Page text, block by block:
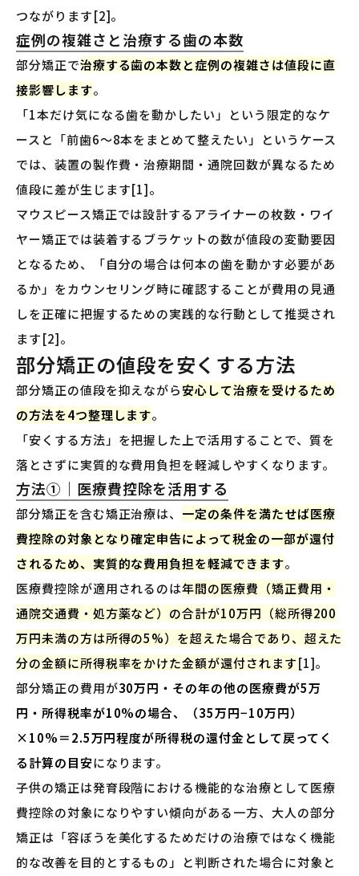
つながります[2]。
症例の複雑さと治療する歯の本数
部分矯正で治療する歯の本数と症例の複雑さは値段に直
接影響します。
「1本だけ気になる歯を動かしたい」という限定的なケ
ースと「前歯6〜8本をまとめて整えたい」というケース
では、装置の製作費・治療期間・通院回数が異なるため
値段に差が生じます[1]。
マウスピース矯正では設計するアライナーの枚数・ワイ
ヤー矯正では装着するブラケットの数が値段の変動要因
となるため、「自分の場合は何本の歯を動かす必要があ
るか」をカウンセリング時に確認することが費用の見通
しを正確に把握するための実践的な行動として推奨され
ます[2]。
部分矯正の値段を安くする方法
部分矯正の値段を抑えながら安心して治療を受けるため
の方法を4つ整理します。
「安くする方法」を把握した上で活用することで、質を
落とさずに実質的な費用負担を軽減しやすくなります。
方法①｜医療費控除を活用する
部分矯正を含む矯正治療は、 一定の条件を満たせば医療
費控除の対象となり確定申告によって税金の一部が還付
されるため、実質的な費用負担を軽減できます。
医療費控除が適用されるのは年間の医療費（矯正費用・
通院交通費・処方薬など）の合計が10万円（総所得200
万円未満の方は所得の5%）を超えた場合であり、超えた
分の金額に所得税率をかけた金額が還付されます[1]。
部分矯正の費用が30万円・その年の他の医療費が5万
円・所得税率が10%の場合、（35万円−10万円）
×10%＝2.5万円程度が所得税の還付金として戻ってく
る計算の目安になります。
子供の矯正は発育段階における機能的な治療として医療
費控除の対象になりやすい傾向がある一方、大人の部分
矯正は「容ぼうを美化するためだけの治療ではなく機能
的な改善を目的とするもの」と判断された場合に対象と